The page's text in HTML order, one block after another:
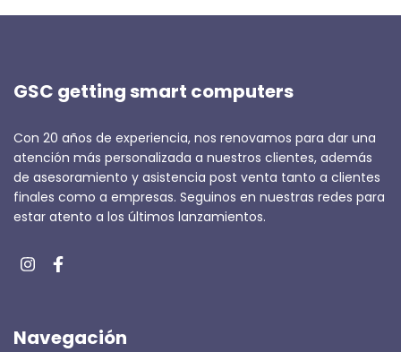
GSC getting smart computers
Con 20 años de experiencia, nos renovamos para dar una
atención más personalizada a nuestros clientes, además
de asesoramiento y asistencia post venta tanto a clientes
finales como a empresas. Seguinos en nuestras redes para
estar atento a los últimos lanzamientos.
Navegación